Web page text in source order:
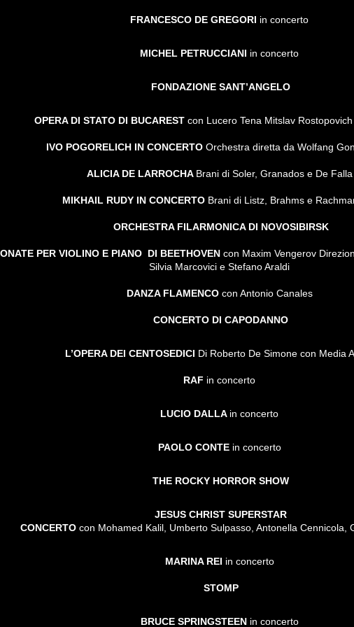
FRANCESCO DE GREGORI in concerto
MICHEL PETRUCCIANI in concerto
FONDAZIONE SANT’ANGELO
OPERA DI STATO DI BUCAREST con Lucero Tena Mitslav
IVO POGORELICH IN CONCERTO Orchestra diretta da Wolfang
ALICIA DE LARROCHA Brani di Soler, Granados e De Falla
MIKHAIL RUDY IN CONCERTO Brani di Listz, Brahms e
ORCHESTRA FILARMONICA DI NOVOSIBIRSK
PER VIOLINO E PIANO DI BEETHOVEN con Maxim Vengerov
Silvia Marcovici e Stefano Araldi
DANZA FLAMENCO con Antonio Canales
CONCERTO DI CAPODANNO
L’OPERA DEI CENTOSEDICI Di Roberto De Simone con Media
RAF in concerto
LUCIO DALLA in concerto
PAOLO CONTE in concerto
THE ROCKY HORROR SHOW
JESUS CHRIST SUPERSTAR
CONCERTOcon Mohamed Kalil, Umberto Sulpasso, Antonella Cennicola,
MARINA REI in concerto
STOMP
BRUCE SPRINGSTEEN in concerto